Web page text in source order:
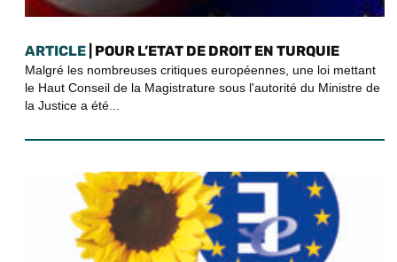
ARTICLE | POUR L’ETAT DE DROIT EN TURQUIE
Malgré les nombreuses critiques européennes, une loi mettant
le Haut Conseil de la Magistrature sous l'autorité du Ministre de
la Justice a été...